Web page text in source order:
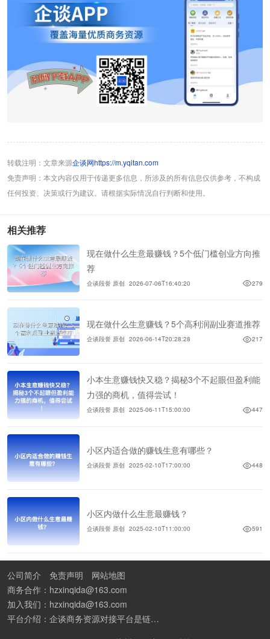
转载注明：文章来源企谈网https://m.yqitan.com
免责声明：本文内容仅用于传递更多信息，所涉及的所有信息仅供参考，不构成
任何投资、决策或行为建议。请根据实际情况自行判断和使用。
相关推荐
现在做什么生意最赚钱？5个低门槛创业方向推
荐
企谈段誉 原创 2026-07-06T16:40:20 279
现在做什么生意赚钱？5个高利润副业赛道推荐
企谈段誉 原创 2026-06-14T20:28:28 217
小本生意赚钱快又稳？揭秘3个不起眼但盈利能
力强的商机，值得尝试！
企谈段誉 原创 2025-06-11T15:00:00 447
小区内适合做的赚钱生意有哪些？
企谈段誉 原创 2025-02-10T17:00:00 448
小区内做什么生意最赚钱？
企谈段誉 原创 2025-02-10T11:00:00 591
公司简介 免责声明
网站地图
商务合作：hzxinqida@163.com
加入我们：hzxinqida@163.com
平台介绍：企谈商务资源对接平台是链接资源人脉与客户的平台,也是地推app接任务平台、地推拉新团队接单平台。平台汇聚100W+商务资源，地推拉新、APP推广、BD异业合作等业务可免费发布。同时全国的地推团队和个人都可在地推接单平台找到赚钱项目和分享交流地推问题。